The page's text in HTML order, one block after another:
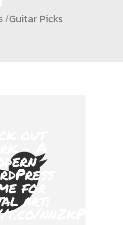
/Guitar Picks
- A
for
art:
t.co/